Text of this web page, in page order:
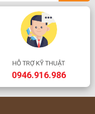
HỖ TRỢ KỸ THUẬT
0946.916.986